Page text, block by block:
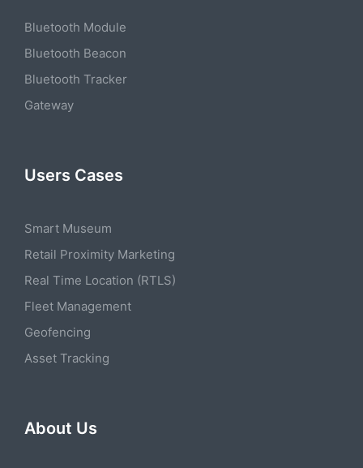
Bluetooth Module
Bluetooth Beacon
Bluetooth Tracker
Gateway
Users Cases
Smart Museum
Retail Proximity Marketing
Real Time Location (RTLS)
Fleet Management
Geofencing
Asset Tracking
About Us